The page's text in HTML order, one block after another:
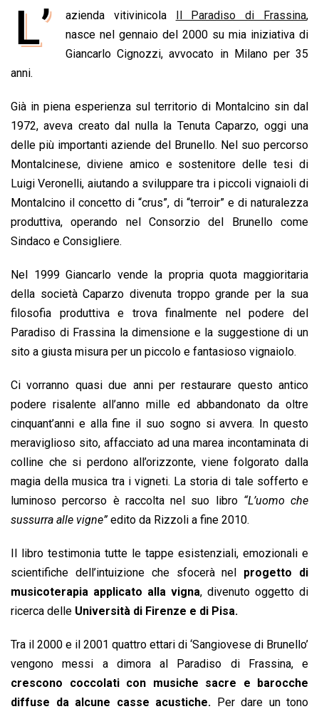
k
a
t
s
p
k
e
n
r
e
a
a
i
l
p
y
L
k
i
n
t
L’ azienda vitivinicola Il Paradiso di Frassina,
nasce nel gennaio del 2000 su mia iniziativa di
Giancarlo Cignozzi, avvocato in Milano per 35
anni.
Già in piena esperienza sul territorio di Montalcino sin dal
1972, aveva creato dal nulla la Tenuta Caparzo, oggi una
delle più importanti aziende del Brunello. Nel suo percorso
Montalcinese, diviene amico e sostenitore delle tesi di
Luigi Veronelli, aiutando a sviluppare tra i piccoli vignaioli di
Montalcino il concetto di “crus”, di “terroir” e di naturalezza
produttiva, operando nel Consorzio del Brunello come
Sindaco e Consigliere.
Nel 1999 Giancarlo vende la propria quota maggioritaria
della società Caparzo divenuta troppo grande per la sua
filosofia produttiva e trova finalmente nel podere del
Paradiso di Frassina la dimensione e la suggestione di un
sito a giusta misura per un piccolo e fantasioso vignaiolo.
Ci vorranno quasi due anni per restaurare questo antico
podere risalente all’anno mille ed abbandonato da oltre
cinquant’anni e alla fine il suo sogno si avvera. In questo
meraviglioso sito, affacciato ad una marea incontaminata di
colline che si perdono all’orizzonte, viene folgorato dalla
magia della musica tra i vigneti. La storia di tale sofferto e
luminoso percorso è raccolta nel suo libro “L’uomo che
sussurra alle vigne”edito da Rizzoli a fine 2010.
Il libro testimonia tutte le tappe esistenziali, emozionali e
scientifiche dell’intuizione che sfocerà nel progetto di
musicoterapia applicato alla vigna, divenuto oggetto di
ricerca delle Università di Firenze e di Pisa.
Tra il 2000 e il 2001 quattro ettari di ‘Sangiovese di Brunello’
vengono messi a dimora al Paradiso di Frassina, e
crescono coccolati con musiche sacre e barocche
diffuse da alcune casse acustiche. Per dare un tono